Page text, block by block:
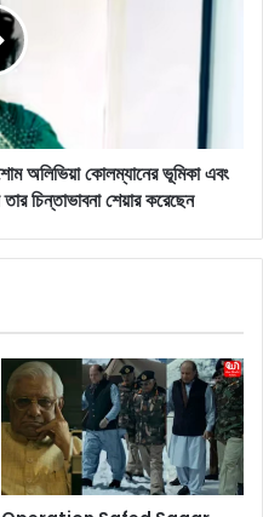
কোলম্যানের ভূমিকা এবং
চিন্তাভাবনা শেয়ার করেছেন